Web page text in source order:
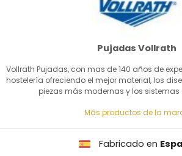
Pujadas Vollrath
Vollrath Pujadas, con mas de 140 años de
hostelería ofreciendo el mejor material, los
piezas más modernas y los
Más productos de la
Fabricado en